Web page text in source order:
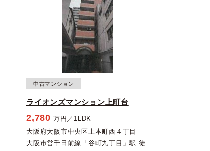
中古マンション
ライオンズマンション上町台
2,780 万円／1LDK
大阪府大阪市中央区上本町西４丁目
大阪市営千日前線「谷町九丁目」駅 徒